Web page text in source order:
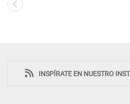
INSPÍRATE EN NUESTRO